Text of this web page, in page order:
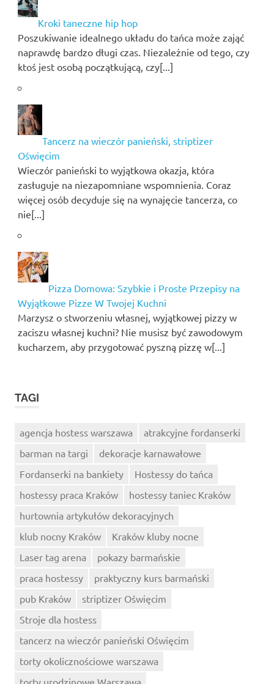
Kroki taneczne hip hop
Poszukiwanie idealnego układu do tańca może zająć
naprawdę bardzo długi czas. Niezależnie od tego, czy
ktoś jest osobą początkującą, czy[...]
Tancerz na wieczór panieński, striptizer
Oświęcim
Wieczór panieński to wyjątkowa okazja, która
zasługuje na niezapomniane wspomnienia. Coraz
więcej osób decyduje się na wynajęcie tancerza, co
nie[...]
Pizza Domowa: Szybkie i Proste Przepisy na
Wyjątkowe Pizze W Twojej Kuchni
Marzysz o stworzeniu własnej, wyjątkowej pizzy w
zaciszu własnej kuchni? Nie musisz być zawodowym
kucharzem, aby przygotować pyszną pizzę w[...]
TAGI
agencja hostess warszawa
atrakcyjne fordanserki
barman na targi
dekoracje karnawałowe
Fordanserki na bankiety
Hostessy do tańca
hostessy praca Kraków
hostessy taniec Kraków
hurtownia artykułów dekoracyjnych
klub nocny Kraków
Kraków kluby nocne
Laser tag arena
pokazy barmańskie
praca hostessy
praktyczny kurs barmański
pub Kraków
striptizer Oświęcim
Stroje dla hostess
tancerz na wieczór panieński Oświęcim
torty okolicznościowe warszawa